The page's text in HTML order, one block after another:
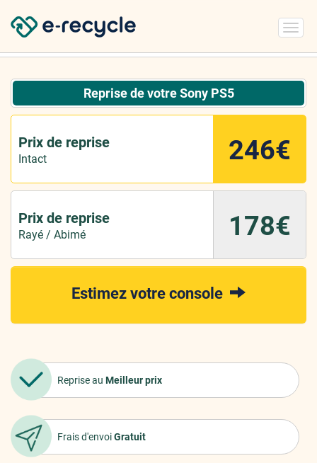
Reprise de votre Sony PS5
Prix de reprise
Intact 246€
Prix de reprise
Rayé / Abimé 178€
Estimez votre console
Reprise au Meilleur prix
Frais d'envoiGratuit